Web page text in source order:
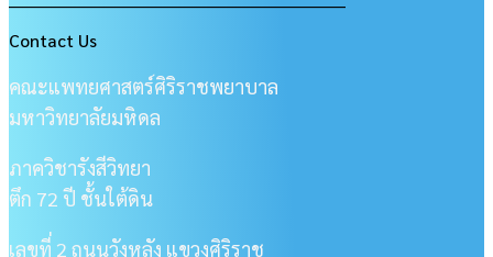
Contact Us
คณะแพทยศาสตร์ศิริราชพยาบาล
มหาวิทยาลัยมหิดล
ภาควิชารังสีวิทยา
ตึก 72 ปี ชั้นใต้ดิน
เลขที่ 2 ถนนวังหลัง แขวงศิริราช